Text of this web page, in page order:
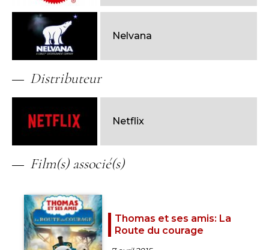
Nelvana
Distributeur
Netflix
Film(s) associé(s)
Thomas et ses amis: La
Route du courage